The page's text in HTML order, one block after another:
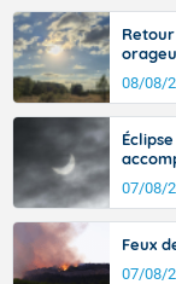
08/08/
07/08/
Feux
07/08/